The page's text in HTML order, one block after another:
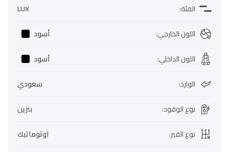
الفئة:
LUX
اللون الخارجي:
أسود
اللون الداخلي:
أسود
الوارد:
سعودي
نوع الوقود:
بنزين
نوع القير:
اوتوماتيك